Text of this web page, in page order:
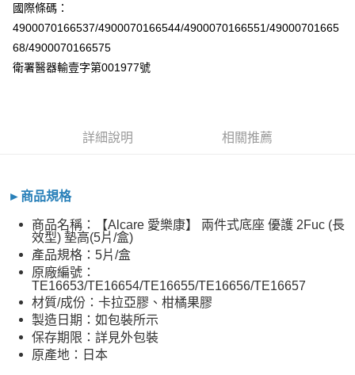
宅配
每筆NT$100，滿NT$800(含以上)免運費
國際條碼：
4900070166537/4900070166544/4900070166551/49000701665
68/4900070166575
衛署醫器輸壹字第001977號
詳細說明 相關推薦
►商品規格
商品名稱：【Alcare 愛樂康】 兩件式底座 優護 2Fuc (長
效型) 墊高(5片/盒)
產品規格：5片/盒
原廠編號：
TE16653/TE16654/TE16655/TE16656/TE16657
材質/成份：卡拉亞膠、柑橘果膠
製造日期：如包裝所示
保存期限：詳見外包裝
原產地：日本